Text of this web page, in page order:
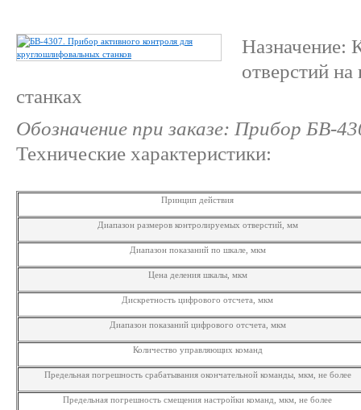
Назначение:
отверстий
станках
Обозначение при заказе: Прибор БВ-
Технические характеристики:
Принцип действия
Диапазон размеров контролируемых отверстий, мм
Диапазон показаний по шкале, мкм
Цена деления шкалы, мкм
Дискретность цифрового отсчета, мкм
Диапазон показаний цифрового отсчета, мкм
Количество управляющих команд
Предельная погрешность срабатывания окончательной команды, мкм, не более
Предельная погрешность смещения настройки команд, мкм, не более